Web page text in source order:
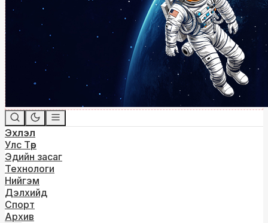
Эхлэл
Улс Төр
Эдийн засаг
Технологи
Нийгэм
Дэлхийд
Спорт
Архив